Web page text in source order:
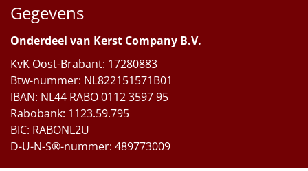
Gegevens
Onderdeel van Kerst Company B.V.
KvK Oost-Brabant: 17280883
Btw-nummer: NL822151571B01
IBAN: NL44 RABO 0112 3597 95
Rabobank: 1123.59.795
BIC: RABONL2U
D-U-N-S®-nummer: 489773009